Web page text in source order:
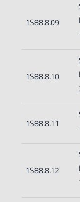
1S88.8.09
1S88.8.10
1S88.8.11
1S88.8.12